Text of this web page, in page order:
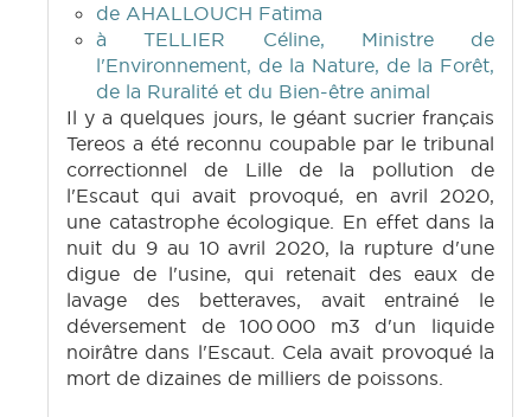
de AHALLOUCH Fatima
à TELLIER Céline, Ministre de
l'Environnement, de la Nature, de la Forêt,
de la Ruralité et du Bien-être animal
Il y a quelques jours, le géant sucrier français
Tereos a été reconnu coupable par le tribunal
correctionnel de Lille de la pollution de
l'Escaut qui avait provoqué, en avril 2020,
une catastrophe écologique. En effet dans la
nuit du 9 au 10 avril 2020, la rupture d'une
digue de l'usine, qui retenait des eaux de
lavage des betteraves, avait entrainé le
déversement de 100 000 m3 d'un liquide
noirâtre dans l'Escaut. Cela avait provoqué la
mort de dizaines de milliers de poissons.